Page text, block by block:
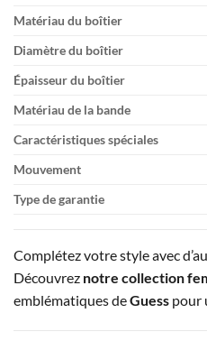
Matériau du boîtier
Diamètre du boîtier
Épaisseur du boîtier
Matériau de la bande
Caractéristiques spéciales
Mouvement
Type de garantie
Complétez votre style avec
Découvrez notre collection
emblématiques deGuess pour